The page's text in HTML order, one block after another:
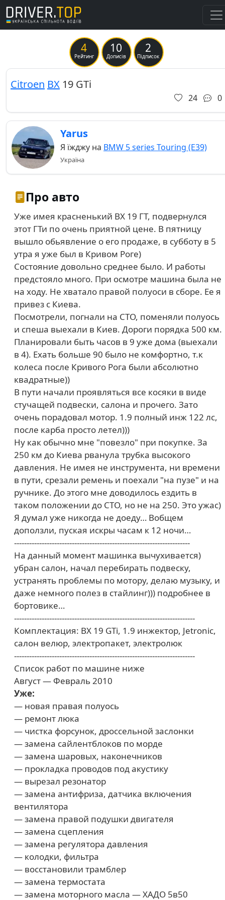
4
Рейтинг
10
Дописів
2
Підписок
Citroen BX 19 GTi
24 0
Yarus
Я їжджу на BMW 5 series Touring (E39)
Україна
Про авто
Уже имея красненький BX 19 ГТ, подвернулся
этот ГТи по очень приятной цене. В пятницу
вышло обьявление о его продаже, в субботу в 5
утра я уже был в Кривом Роге)
Состояние довольно среднее было. И работы
предстояло много. При осмотре машина была не
на ходу. Не хватало правой полуоси в сборе. Ее я
привез с Киева.
Посмотрели, погнали на СТО, поменяли полуось
и спеша выехали в Киев. Дороги порядка 500 км.
Планировали быть часов в 9 уже дома (выехали
в 4). Ехать больше 90 было не комфортно, т.к
колеса после Кривого Рога были абсолютно
квадратные))
В пути начали проявляться все косяки в виде
стучащей подвески, салона и прочего. Зато
очень порадовал мотор. 1.9 полный инж 122 лс,
после карба просто летел)))
Ну как обычно мне "повезло" при покупке. За
250 км до Киева рванула трубка высокого
давления. Не имея не инструмента, ни времени
в пути, срезали ремень и поехали "на пузе" и на
ручнике. До этого мне доводилось ездить в
таком положении до СТО, но не на 250. Это ужас)
Я думал уже никогда не доеду… Вобщем
доползли, пуская искры часам к 12 ночи…
----------------------------------------------------------------------
На данный момент машинка вычухивается)
убран салон, начал перебирать подвеску,
устранять проблемы по мотору, делаю музыку, и
даже немного полез в стайлинг))) подробнее в
бортовике…
------------------------------------------------------------------------
Комплектация: BX 19 GTi, 1.9 инжектор, Jetronic,
салон велюр, электропакет, электролюк
------------------------------------------------------------------------
Список работ по машине ниже
Август — Февраль 2010
Уже:
— новая правая полуось
— ремонт люка
— чистка форсунок, дроссельной заслонки
— замена сайлентблоков по морде
— замена шаровых, наконечников
— прокладка проводов под акустику
— вырезал резонатор
— замена антифриза, датчика включения
вентилятора
— замена правой подушки двигателя
— замена сцепления
— замена регулятора давления
— колодки, фильтра
— восстановили трамблер
— замена термостата
— замена моторного масла — ХАДО 5в50